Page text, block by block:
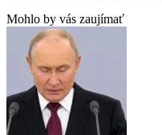
Mohlo by vás zaujímať